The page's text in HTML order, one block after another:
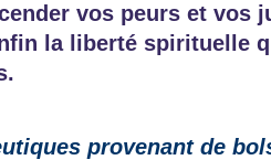
vos peurs et vos
la liberté spirituelle
provenant de